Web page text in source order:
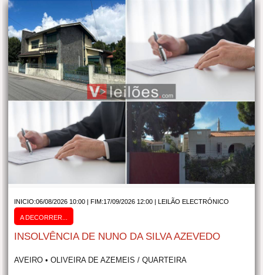
INICIO:06/08/2026 10:00 | FIM:17/09/2026 12:00 |LEILÃO ELECTRÓNICO
A DECORRER...
INSOLVÊNCIA DE NUNO DA SILVA AZEVEDO
AVEIRO • OLIVEIRA DE AZEMEIS / QUARTEIRA